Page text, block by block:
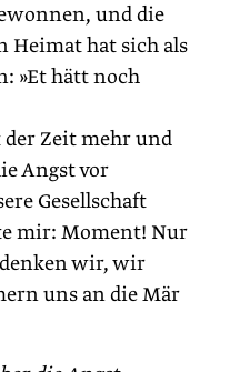
und die
Heimat hat sich als
»Et hätt noch
Zeit mehr und
Angst vor
Gesellschaft
mir: Moment! Nur
wir, wir
uns an die Mär